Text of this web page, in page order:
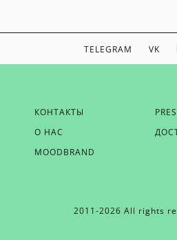
TELEGRAM VK
КОНТАКТЫ
О НАС
MOODBRAND
2011-2026 All rights
ЕСЛИ ВЫ ХОТИТЕ
ОТПРАВИТЬ EMAIL